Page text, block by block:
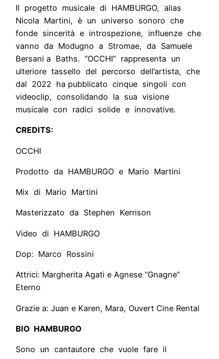
Il progetto musicale di HAMBURGO, alias
Nicola Martini, è un universo sonoro che
fonde sincerità e introspezione, influenze che
vanno da Modugno a Stromae, da Samuele
Bersani a Baths. “OCCHI” rappresenta un
ulteriore tassello del percorso dell’artista, che
dal 2022 ha pubblicato cinque singoli con
videoclip, consolidando la sua visione
musicale con radici solide e innovative.
CREDITS:
OCCHI
Prodotto da HAMBURGO e Mario Martini
Mix di Mario Martini
Masterizzato da Stephen Kerrison
Video di HAMBURGO
Dop: Marco Rossini
Attrici: Margherita Agati e Agnese “Gnagne”
Eterno
Grazie a: Juan e Karen, Mara, Ouvert Cine Rental
BIO HAMBURGO
Sono un cantautore che vuole fare il